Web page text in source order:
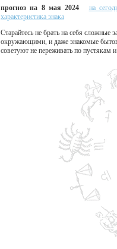
прогноз на 8 мая 2024
на
характеристика знака
Старайтесь не брать на себя сложные
окружающими, и даже знакомые
советуют не переживать по